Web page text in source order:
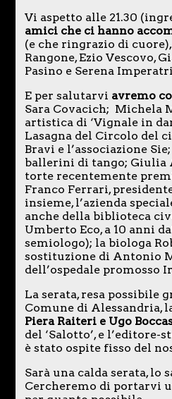
Vi aspetto alle 21.30
amici che ci hanno
(e che ringrazio di
Rangone, Ezio Vescovo,
Pasino e Serena
E per salutarvi avremo
Sara Covacich; Michela
artistica di ‘Vignale in
Lasagna del Circolo del
Bravi e l’associazione
ballerini di tango; Giulia
torte recentemente
Franco Ferrari,
insieme, l’azienda
anche della biblioteca
Umberto Eco, a 10 anni
semiologo); la biologa
sostituzione di Antonio
dell’ospedale promosso
La serata, resa possibile
Comune di Alessandria,
Piera Raiteri e Ugo
del ‘Salotto’, e l’editore-
è stato ospite fisso del
Sarà una calda serata, lo
Cercheremo di portarvi